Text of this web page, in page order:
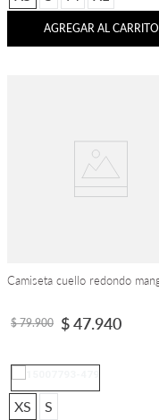
AGREGAR AL CARRITO
$ 79.900 $47.940
XS S